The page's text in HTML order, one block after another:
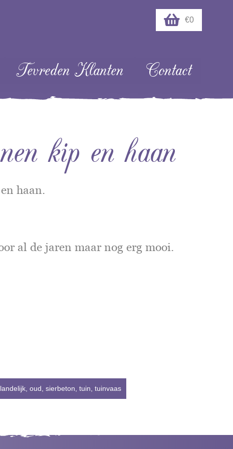
€0
Tevreden Klanten Contact
kip en haan
haan.
al de jaren maar nog erg mooi.
landelijk ,oud ,sierbeton ,tuin ,tuinvaas